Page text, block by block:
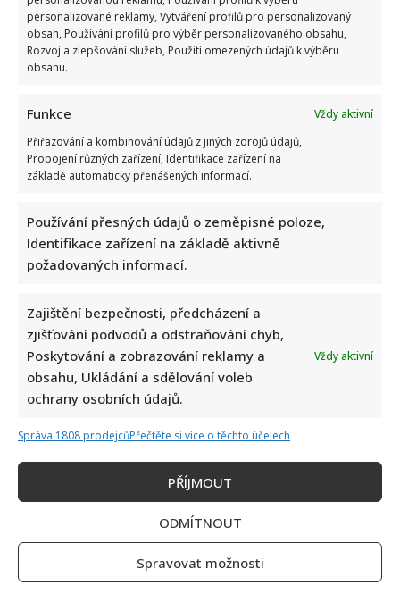
personalizované reklamy, Vytváření profilů pro personalizovaný
obsah, Používání profilů pro výběr personalizovaného obsahu,
Rozvoj a zlepšování služeb, Použití omezených údajů k výběru
obsahu.
Funkce
Vždy aktivní
Přiřazování a kombinování údajů z jiných zdrojů údajů,
Propojení různých zařízení, Identifikace zařízení na
základě automaticky přenášených informací.
Používání přesných údajů o zeměpisné poloze,
Identifikace zařízení na základě aktivně
požadovaných informací.
Zajištění bezpečnosti, předcházení a
zjišťování podvodů a odstraňování chyb,
Poskytování a zobrazování reklamy a
obsahu, Ukládání a sdělování voleb
ochrany osobních údajů.
Vždy aktivní
Správa 1808 prodejcůPřečtěte si více o těchto účelech
PŘÍJMOUT
ODMÍTNOUT
Spravovat možnosti